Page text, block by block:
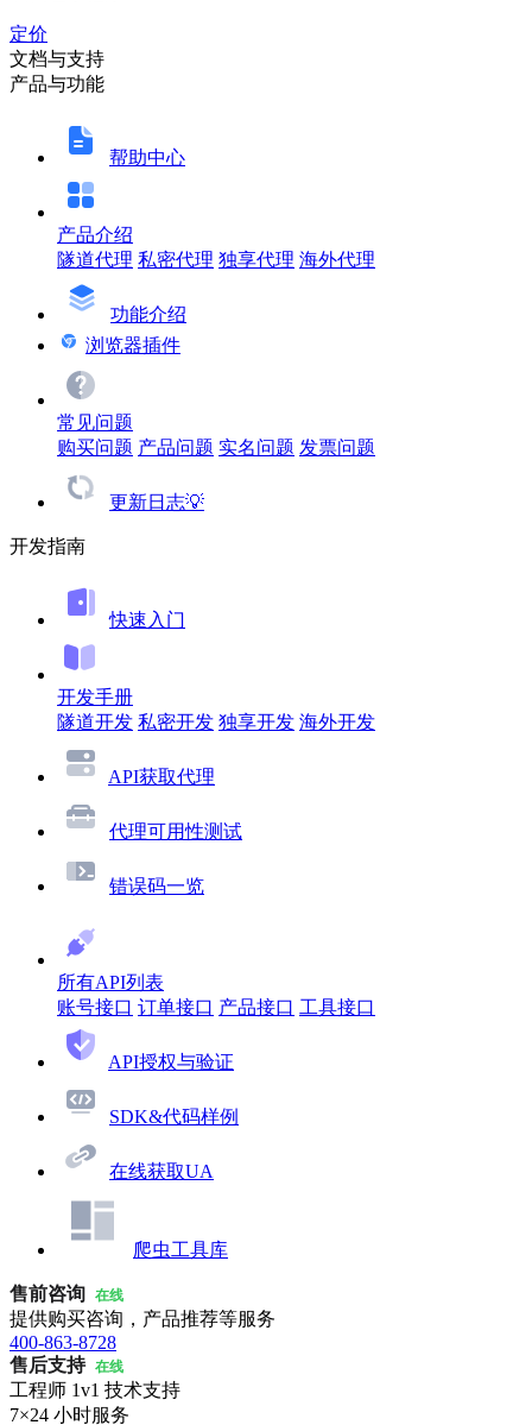
定价
文档与支持
产品与功能
帮助中心
产品介绍
隧道代理 私密代理 独享代理 海外代理
功能介绍
浏览器插件
常见问题
购买问题 产品问题 实名问题 发票问题
更新日志💡
开发指南
快速入门
开发手册
隧道开发 私密开发 独享开发 海外开发
API获取代理
代理可用性测试
错误码一览
所有API列表
账号接口 订单接口 产品接口 工具接口
API授权与验证
SDK&代码样例
在线获取UA
爬虫工具库
售前咨询 在线
提供购买咨询，产品推荐等服务
400-863-8728
售后支持 在线
工程师 1v1 技术支持
7×24 小时服务